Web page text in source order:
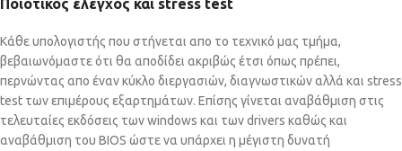
Ποιοτικός έλεγχος και stress test
Κάθε υπολογιστής που στήνεται απο το τεχνικό μας τμήμα,
βεβαιωνόμαστε ότι θα αποδίδει ακριβώς έτσι όπως πρέπει,
περνώντας απο έναν κύκλο διεργασιών, διαγνωστικών αλλά και stress
test των επιμέρους εξαρτημάτων. Επίσης γίνεται αναβάθμιση στις
τελευταίες εκδόσεις των windows και των drivers καθώς και
αναβάθμιση του BIOS ώστε να υπάρχει η μέγιστη δυνατή